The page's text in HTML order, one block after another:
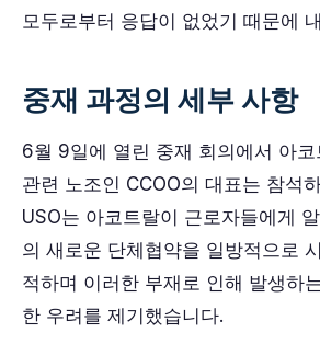
모두로부터 응답이 없었기 때문에
중재 과정의 세부 사항
6월 9일에 열린 중재 회의에서 아
관련 노조인 CCOO의 대표는 참석
USO는 아코트랄이 근로자들에게
의 새로운 단체협약을 일방적으로
적하며 이러한 부재로 인해 발생하
한 우려를 제기했습니다.